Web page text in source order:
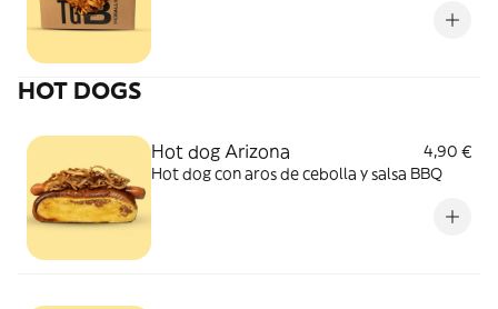
HOT DOGS
Hot dog Arizona
4,90 €
Hot dog con aros de cebolla y salsa BBQ